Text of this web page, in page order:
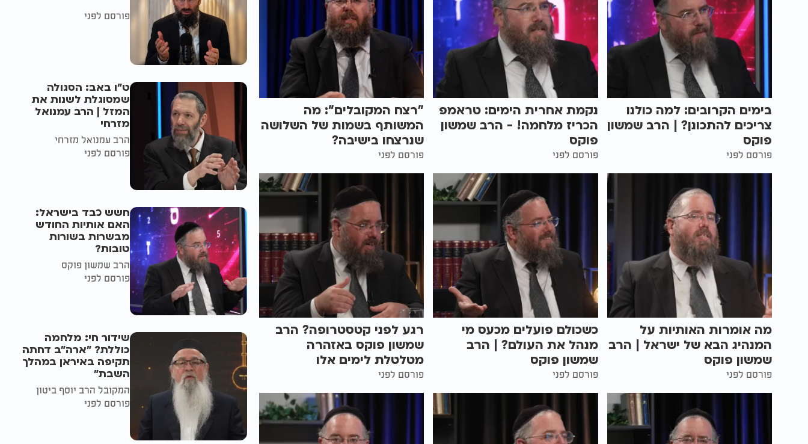
בימים הקרובים: למה כולנו
צריכים להתכונן? | הרב שמשון
פוקס
פורסם לפני
נקמת אחרית הימים: טראמפ
הכריז מלחמה! - הרב שמשון
פוקס
פורסם לפני
"רצח המקובלים": מה
המשותף בשמות של השלושה
שנרצחו בישיבה?
פורסם לפני
מה אומרות האותיות על
המנהיג הבא של ישראל | הרב
שמשון פוקס
פורסם לפני
כשכולם פועלים מכעס מי
מנהל את העולם? | הרב
שמשון פוקס
פורסם לפני
רגע לפני קטסטרופה? הרב
שמשון פוקס באזהרה
מטלטלת לימים אלו
פורסם לפני
פורסם לפני
ט"ו באב: הסגולה
שמסוגלת לשנות את
המזל | הרב עמנואל
מזרחי
הרב עמנואל מזרחי
פורסם לפני
חשש כבד בישראל:
האם אותיות החודש
מבשרות בשורות
טובות?
הרב שמשון פוקס
פורסם לפני
שידור חי: מלחמה
כוללת? ״ארה"ב דחתה
תקיפה באיראן במהלך
השבת״
המקובל הרב יוסף ביטון
פורסם לפני